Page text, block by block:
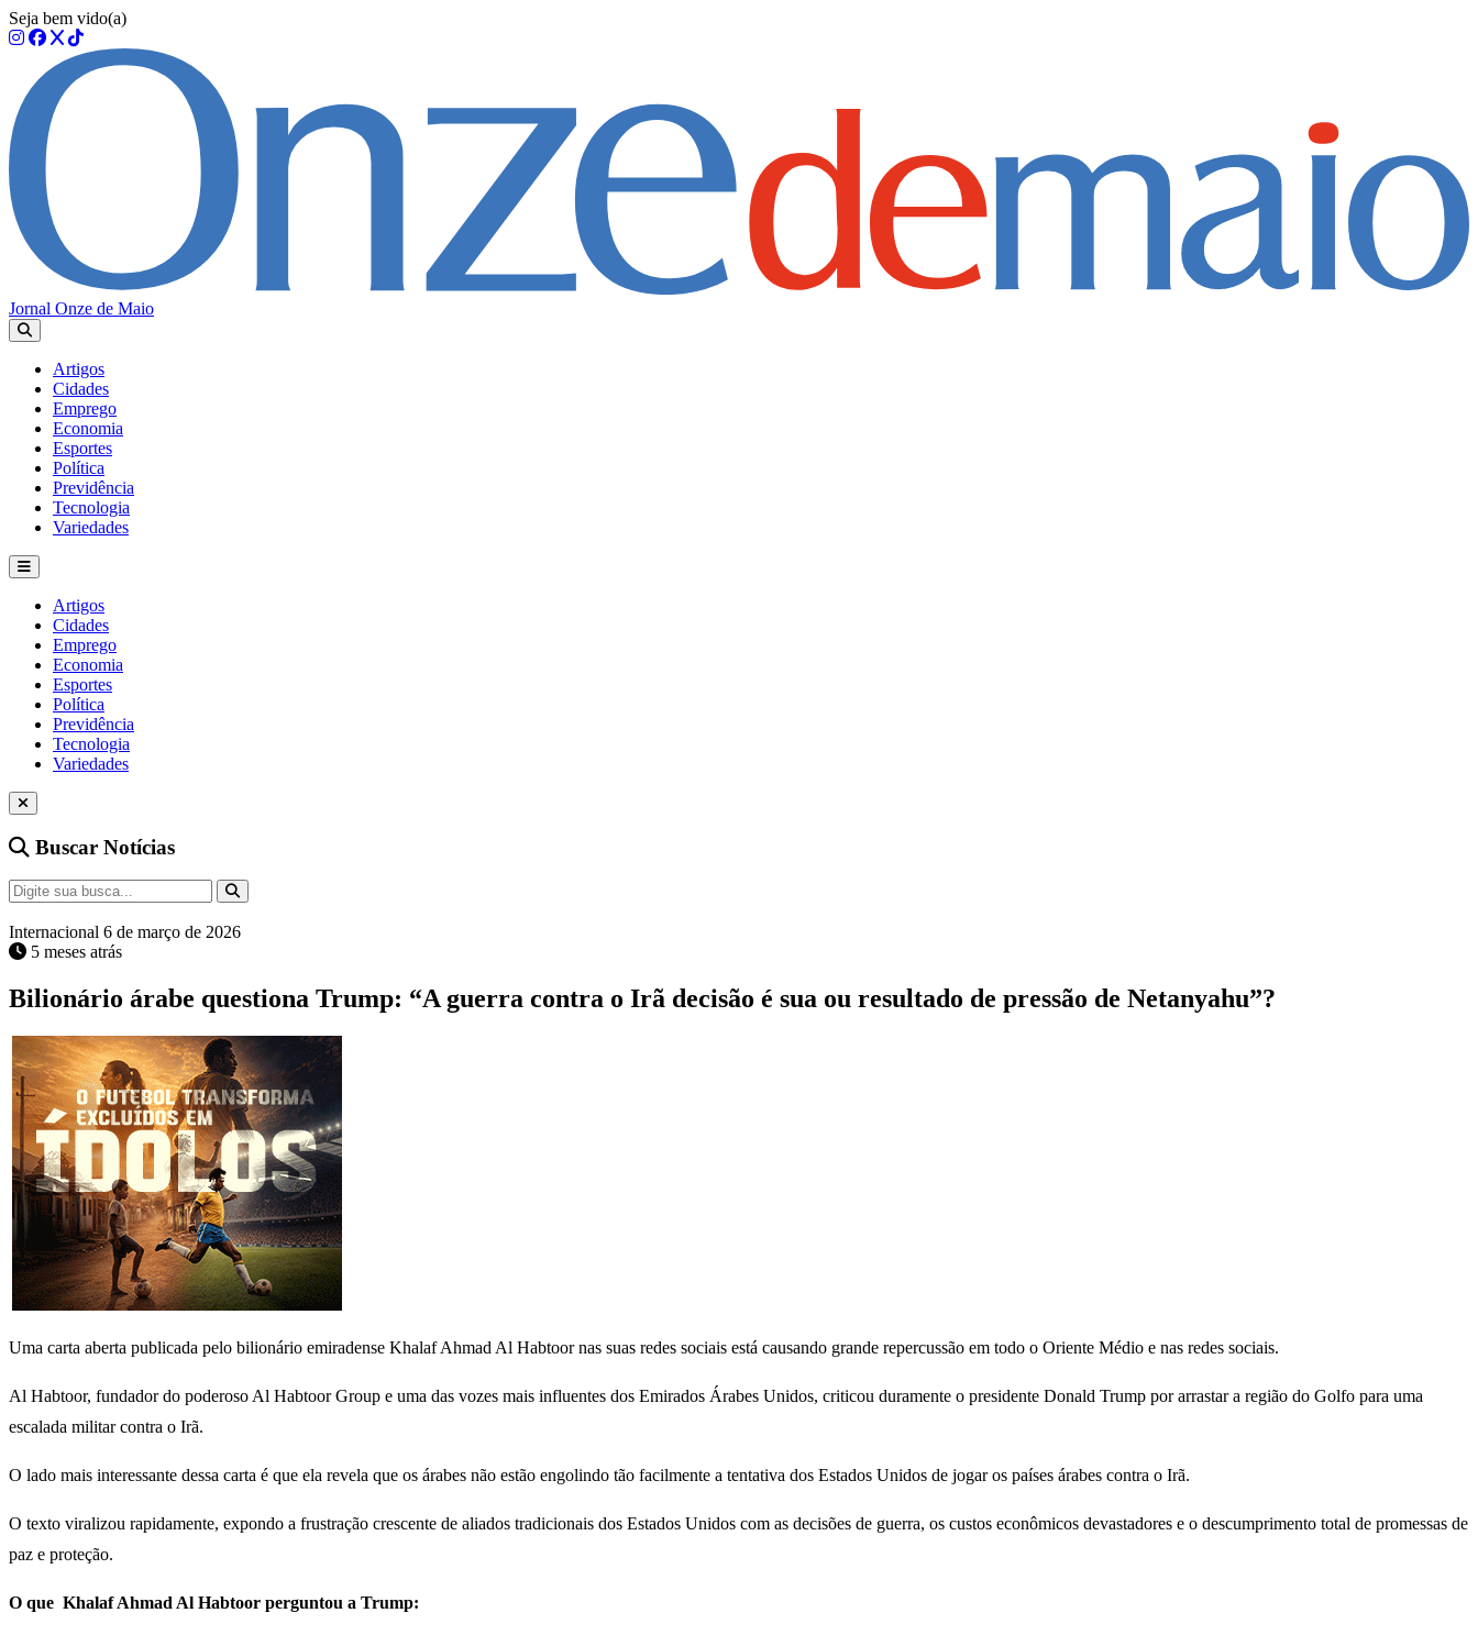
Seja bem vido(a)
Jornal Onze de Maio
Artigos
Cidades
Emprego
Economia
Esportes
Política
Previdência
Tecnologia
Variedades
Artigos
Cidades
Emprego
Economia
Esportes
Política
Previdência
Tecnologia
Variedades
Buscar Notícias
Internacional 6 de março de 2026
5 meses atrás
Bilionário árabe questiona Trump: “A guerra contra o Irã decisão é sua ou resultado de pressão de Netanyahu”?
Uma carta aberta publicada pelo bilionário emiradense Khalaf Ahmad Al Habtoor nas suas redes sociais está causando grande repercussão em todo o Oriente Médio e nas redes sociais.
Al Habtoor, fundador do poderoso Al Habtoor Group e uma das vozes mais influentes dos Emirados Árabes Unidos, criticou duramente o presidente Donald Trump por arrastar a região do Golfo para uma
escalada militar contra o Irã.
O lado mais interessante dessa carta é que ela revela que os árabes não estão engolindo tão facilmente a tentativa dos Estados Unidos de jogar os países árabes contra o Irã.
O texto viralizou rapidamente, expondo a frustração crescente de aliados tradicionais dos Estados Unidos com as decisões de guerra, os custos econômicos devastadores e o descumprimento total de promessas de
paz e proteção.
O que Khalaf Ahmad Al Habtoor perguntou a Trump: